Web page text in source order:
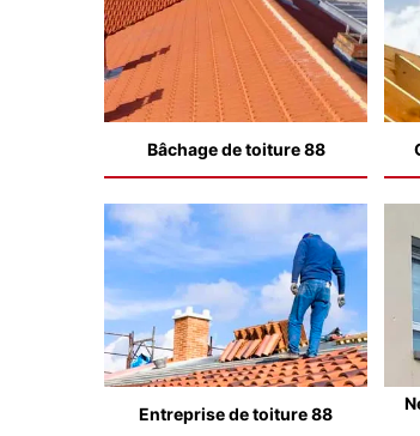
Bâchage de toiture 88
Entreprise de toiture 88